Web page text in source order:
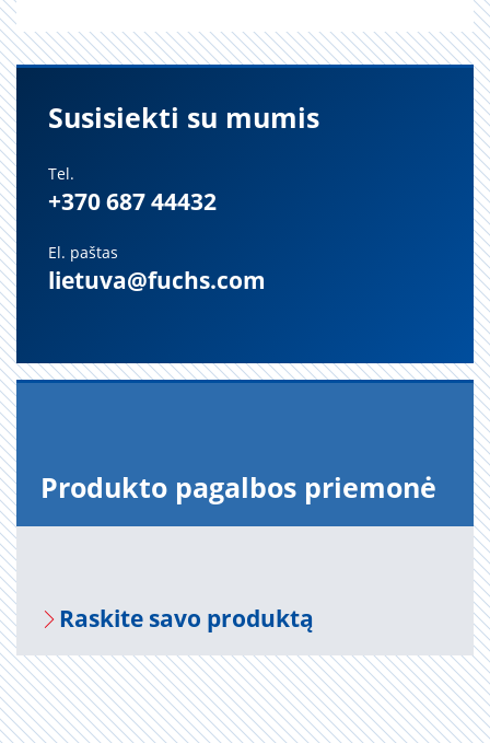
Susisiekti su mumis
Tel.
+370 687 44432
El. paštas
lietuva@fuchs.com
Pro­duk­to pa­gal­bos prie­mo­nė
Ra­s­ki­te savo pro­duk­tą